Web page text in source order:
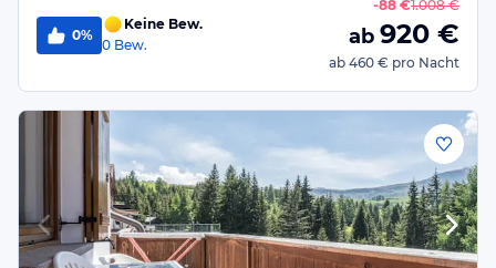
0%
Keine Bew.
0 Bew.
-88 €1.008 €
ab 920 €
ab 460 € pro Nacht